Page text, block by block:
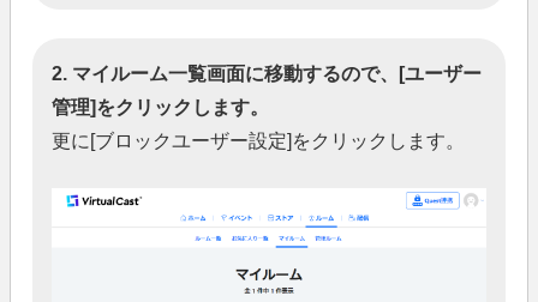
2. マイルーム一覧画面に移動するので、[ユーザー
管理]をクリックします。
更に[ブロックユーザー設定]をクリックします。